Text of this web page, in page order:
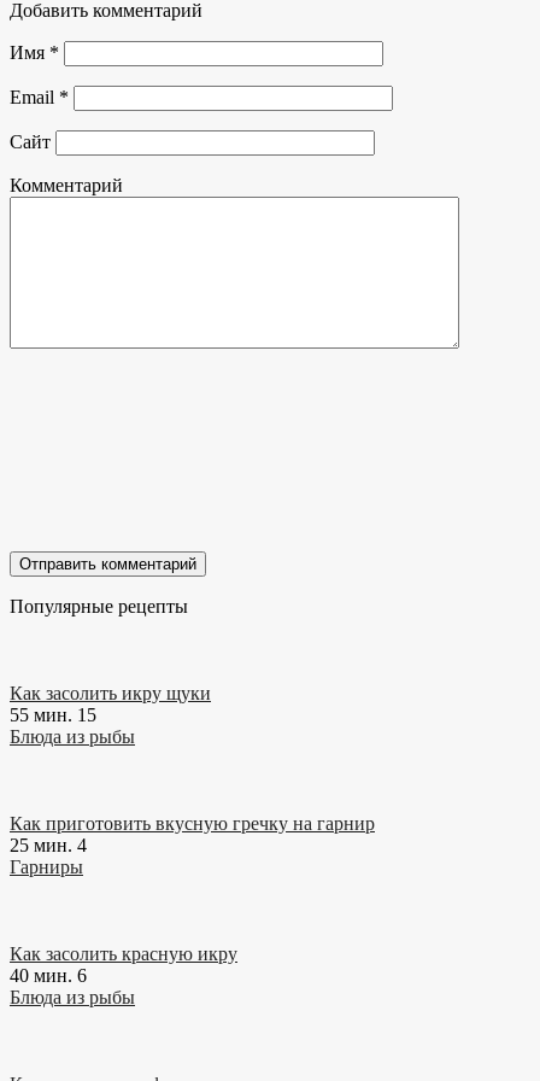
Добавить комментарий
Имя *
Email *
Сайт
Комментарий
Популярные рецепты
Как засолить икру щуки
55 мин. 15
Блюда из рыбы
Как приготовить вкусную гречку на гарнир
25 мин. 4
Гарниры
Как засолить красную икру
40 мин. 6
Блюда из рыбы